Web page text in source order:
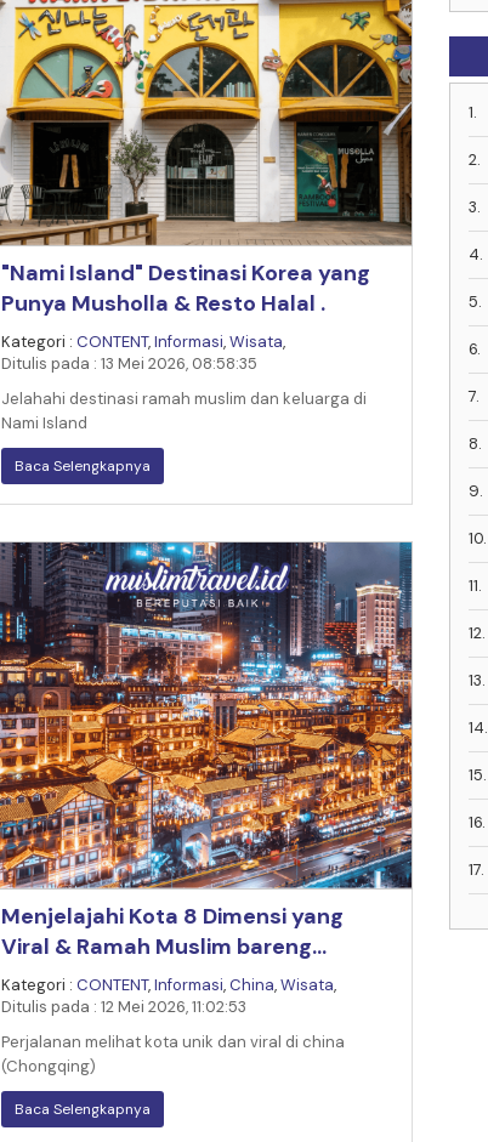
"Nami Island" Destinasi Korea yang
Punya Musholla & Resto Halal .
Kategori : CONTENT,Informasi,Wisata,
Ditulis pada : 13 Mei 2026, 08:58:35
Jelahahi destinasi ramah muslim dan keluarga di
Nami Island
Baca Selengkapnya
Menjelajahi Kota 8 Dimensi yang
Viral & Ramah Muslim bareng
Muslim Travel Indonesia
Kategori : CONTENT,Informasi,China,Wisata,
Ditulis pada : 12 Mei 2026, 11:02:53
Perjalanan melihat kota unik dan viral di china
(Chongqing)
Baca Selengkapnya
1.
2.
3.
4.
5.
6.
7.
8.
9.
10.
11.
12.
13.
14.
15.
16.
17.